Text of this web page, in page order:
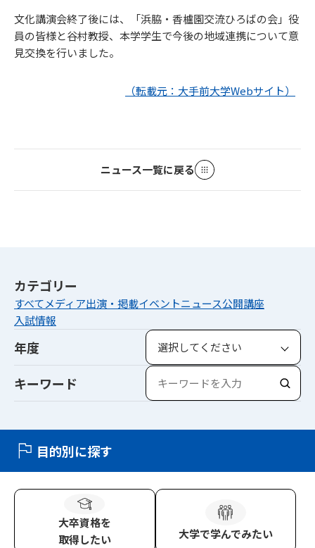
文化講演会終了後には、「浜脇・香櫨園交流ひろばの会」役
員の皆様と谷村教授、本学学生で今後の地域連携について意
見交換を行いました。
（転載元：大手前大学Webサイト）
ニュース一覧に戻る
カテゴリー
すべてメディア出演・掲載イベントニュース公開講座
入試情報
年度
キーワード
検
目的別に探す
大卒資格を
取得したい
大学で学んでみたい